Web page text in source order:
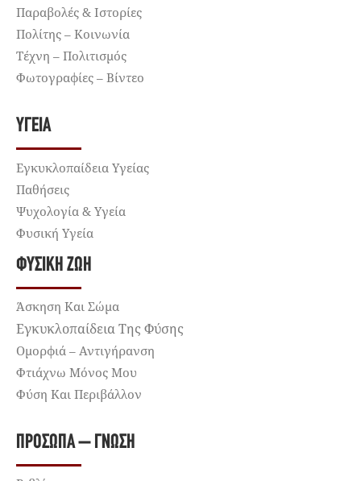
Παραβολές & Ιστορίες
Πολίτης – Κοινωνία
Τέχνη – Πολιτισμός
Φωτογραφίες – Βίντεο
ΥΓΕΊΑ
Εγκυκλοπαίδεια Υγείας
Παθήσεις
Ψυχολογία & Υγεία
Φυσική Υγεία
ΦΥΣΙΚΉ ΖΩΉ
Άσκηση Και Σώμα
Εγκυκλοπαίδεια Της Φύσης
Ομορφιά – Αντιγήρανση
Φτιάχνω Μόνος Μου
Φύση Και Περιβάλλον
ΠΡΌΣΩΠΑ – ΓΝΏΣΗ